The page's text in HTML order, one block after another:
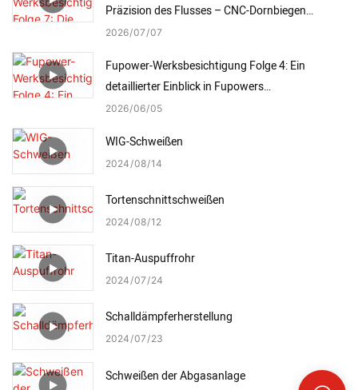
Präzision des Flusses – CNC-Dornbiegen
meistern
2026 07 07
Fupower-Werksbesichtigung Folge 4: Ein
detaillierter Einblick in Fupowers
Präzisionsschweißverfahren
2026 06 05
WIG-Schweißen
2024 08 14
Tortenschnittschweißen
2024 08 12
Titan-Auspuffrohr
2024 07 24
Schalldämpferherstellung
2024 07 23
Schweißen der Abgasanlage